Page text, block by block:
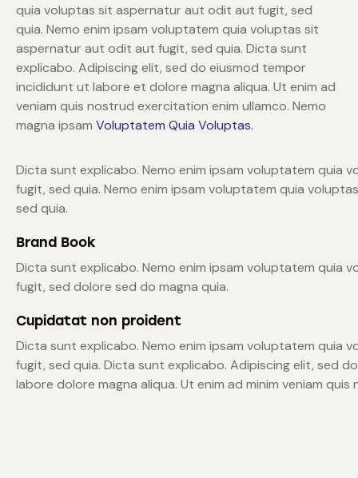
quia voluptas sit aspernatur aut odit aut fugit, sed
quia. Nemo enim ipsam voluptatem quia voluptas sit
aspernatur aut odit aut fugit, sed quia. Dicta sunt
explicabo. Adipiscing elit, sed do eiusmod tempor
incididunt ut labore et dolore magna aliqua. Ut enim ad
veniam quis nostrud exercitation enim ullamco. Nemo
magna ipsam Voluptatem Quia Voluptas.
Dicta sunt explicabo. Nemo enim ipsam voluptatem quia
fugit, sed quia. Nemo enim ipsam voluptatem quia
sed quia.
Brand Book
Dicta sunt explicabo. Nemo enim ipsam voluptatem quia
fugit, sed dolore sed do magna quia.
Cupidatat non proident
Dicta sunt explicabo. Nemo enim ipsam voluptatem quia
fugit, sed quia. Dicta sunt explicabo. Adipiscing elit, sed
labore dolore magna aliqua. Ut enim ad minim veniam quis